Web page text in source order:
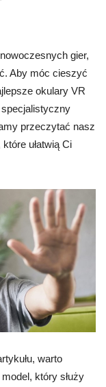
gier,
Aby móc cieszyć
okulary VR
przeczytać nasz
ułatwią Ci
warto
który służy